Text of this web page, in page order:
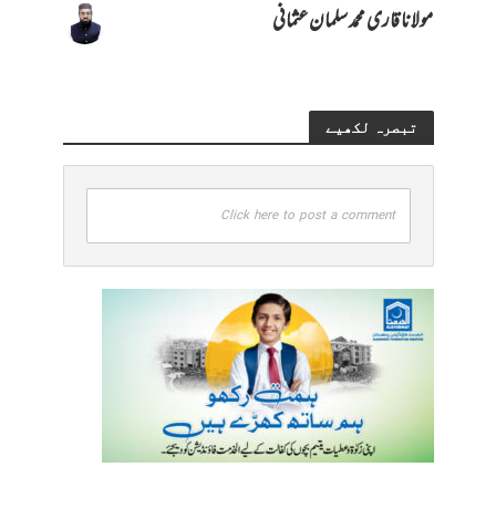
مولانا قاری محمد سلمان عثمانی
تبصرہ لکھیے
Click here to post a comment